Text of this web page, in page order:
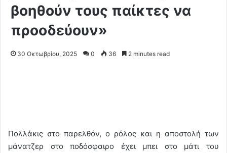
βοηθούν τους παίκτες να
προοδεύουν»
30 Οκτωβρίου, 2025 0 36 2 minutes read
Πολλάκις στο παρελθόν, ο ρόλος και η αποστολή των
μάνατζερ στο ποδόσφαιρο έχει μπει στο μάτι του